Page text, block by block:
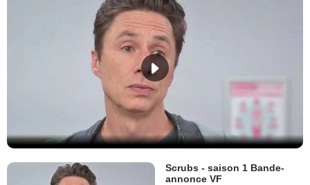
Scrubs - saison 1 Bande-
annonce VF